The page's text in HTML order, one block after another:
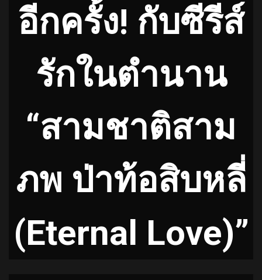
อีกครั้ง! กับซีรีส์
รักในตำนาน
“สามชาติสาม
ภพ ป่าท้อสิบหลี่
(Eternal Love)”